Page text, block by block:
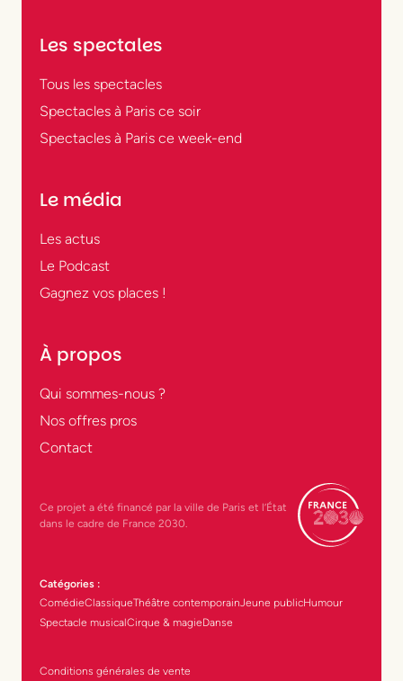
Les spectales
Tous les spectacles
Spectacles à Paris ce soir
Spectacles à Paris ce week-end
Le média
Les actus
Le Podcast
Gagnez vos places !
À propos
Qui sommes-nous ?
Nos offres pros
Contact
Ce projet a été financé par la ville de Paris et l’État
dans le cadre de France 2030.
Catégories :
ComédieClassiqueThéâtre contemporainJeune publicHumour
Spectacle musicalCirque & magieDanse
Conditions générales de vente